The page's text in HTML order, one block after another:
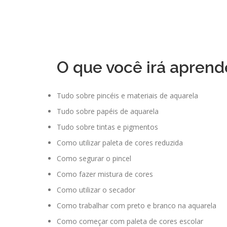
O que você irá
Tudo sobre pincéis e materiais de aquarela
Tudo sobre papéis de aquarela
Tudo sobre tintas e pigmentos
Como utilizar paleta de cores reduzida
Como segurar o pincel
Como fazer mistura de cores
Como utilizar o secador
Como trabalhar com preto e branco na aquarela
Como começar com paleta de cores escolar